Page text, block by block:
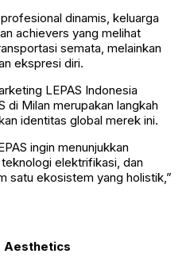
dinamis, keluarga
achievers yang melihat
semata, melainkan
ekspresi diri.
LEPAS Indonesia
di Milan merupakan langkah
identitas global merek ini.
ingin menunjukkan
elektrifikasi, dan
satu ekosistem yang holistik,”
Aesthetics